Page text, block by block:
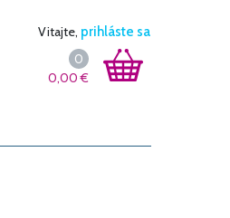
Vitajte, prihláste sa
0
0,00€